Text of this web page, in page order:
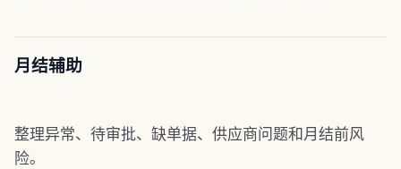
月结辅助
整理异常、待审批、缺单据、供应商问题和月结前风
险。